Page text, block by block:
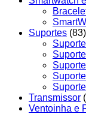
Suportes (83)
Transmissor
Ventoinha e